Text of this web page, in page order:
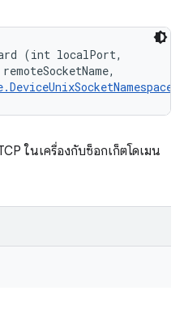
(int localPort,
ในเครื่องกับซ็อกเก็ตโดเมน